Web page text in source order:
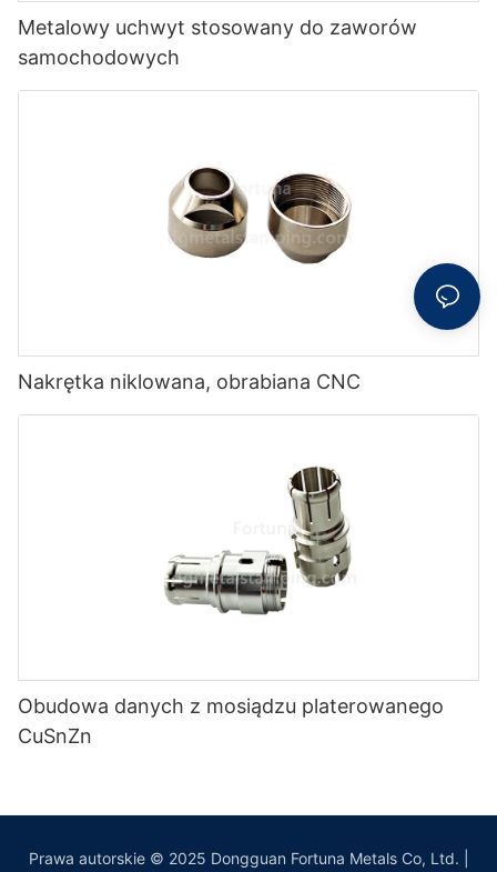
Metalowy uchwyt stosowany do zaworów
samochodowych
Nakrętka niklowana, obrabiana CNC
Obudowa danych z mosiądzu platerowanego
CuSnZn
Prawa autorskie © 2025 Dongguan Fortuna Metals Co, Ltd. |